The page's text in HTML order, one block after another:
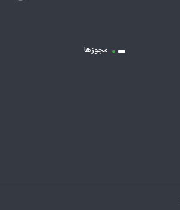
مجوزها